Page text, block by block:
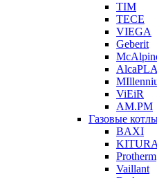
TIM
TECE
VIEGA
Geberit
ViEiR
AM.PM
Газовые
BAXI
Protherm
Vaillant